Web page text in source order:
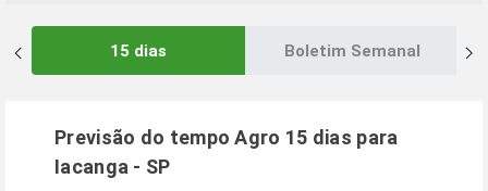
15 dias Boletim Semanal
Previsão do tempo Agro 15 dias para
Iacanga - SP